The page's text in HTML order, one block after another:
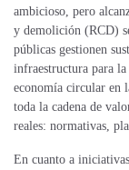
ambicioso, pero
y demolición (RCD)
públicas gestionen
infraestructura para
economía circular en
toda la cadena de
reales: normativas,
En cuanto a